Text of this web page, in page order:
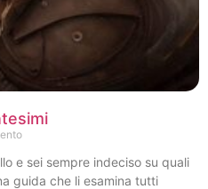
e sei sempre indeciso su quali
guida che li esamina tutti